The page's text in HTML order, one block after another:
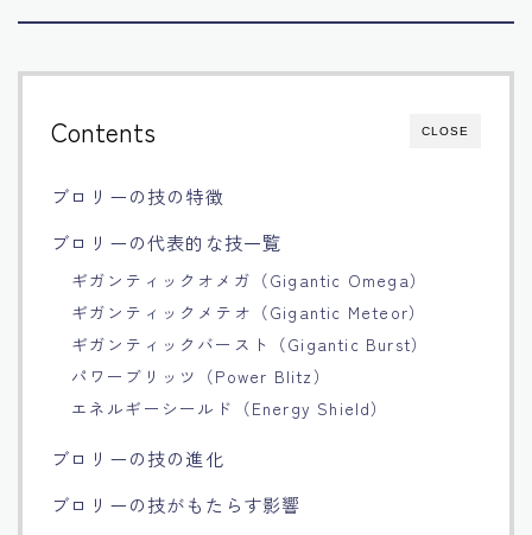
Français
CLOSE
Contents
ブロリーの技の特徴
ブロリーの代表的な技一覧
ギガンティックオメガ（Gigantic Omega）
ギガンティックメテオ（Gigantic Meteor）
ギガンティックバースト（Gigantic Burst）
パワーブリッツ（Power Blitz）
エネルギーシールド（Energy Shield）
ブロリーの技の進化
ブロリーの技がもたらす影響